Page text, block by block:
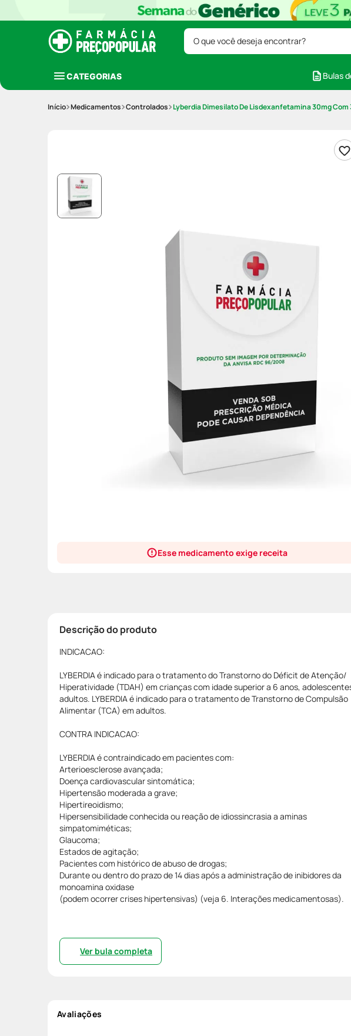
O que você deseja encontrar?
CATEGORIAS Bulas
Medicamentos Controlados Lyberdia Dimesilato De Lisdexanfetamina 30mg
Esse medicamento exige receita
Descrição do produto
INDICACAO:
LYBERDIA é indicado para o tratamento do Transtorno do Déficit de Atenção/
Hiperatividade (TDAH) em crianças com idade superior a 6 anos,
adultos. LYBERDIA é indicado para o tratamento de Transtorno de Compulsão
Alimentar (TCA) em adultos.
CONTRA INDICACAO:
LYBERDIA é contraindicado em pacientes com:
Arterioesclerose avançada;
Doença cardiovascular sintomática;
Hipertensão moderada a grave;
Hipertireoidismo;
Hipersensibilidade conhecida ou reação de idiossincrasia a aminas
simpatomiméticas;
Glaucoma;
Estados de agitação;
Pacientes com histórico de abuso de drogas;
Durante ou dentro do prazo de 14 dias após a administração de inibidores da
monoamina oxidase
(podem ocorrer crises hipertensivas) (veja 6. Interações medicamentosas).
Ver bula completa
Avaliações